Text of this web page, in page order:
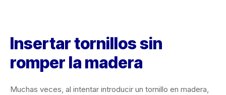
Insertar tornillos sin
romper la madera
Muchas veces, al intentar introducir un tornillo en madera,